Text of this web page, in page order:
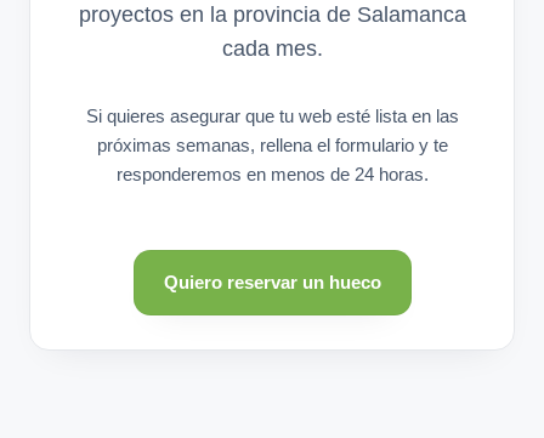
proyectos en la provincia de Salamanca
cada mes.
Si quieres asegurar que tu web esté lista en las
próximas semanas, rellena el formulario y te
responderemos en menos de 24 horas.
Quiero reservar un hueco